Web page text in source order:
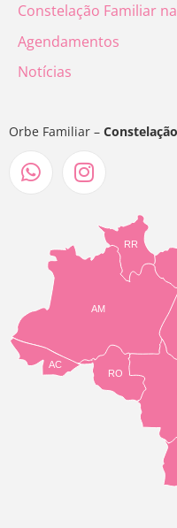
Constelação Familiar
Agendamentos
Notícias
Orbe Familiar –
RR
AM
AC
RO